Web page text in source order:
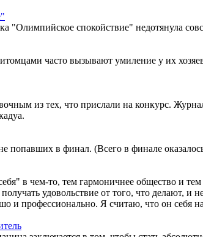
спокойствие" недотянула
часто вызывают умиление у их
из тех, что прислали на конкурс.
попавших в финал. (Всего в финале
в чем-то, тем гармоничнее общество и
удовольствие от того, что делают, и
и профессионально. Я считаю, что он себя